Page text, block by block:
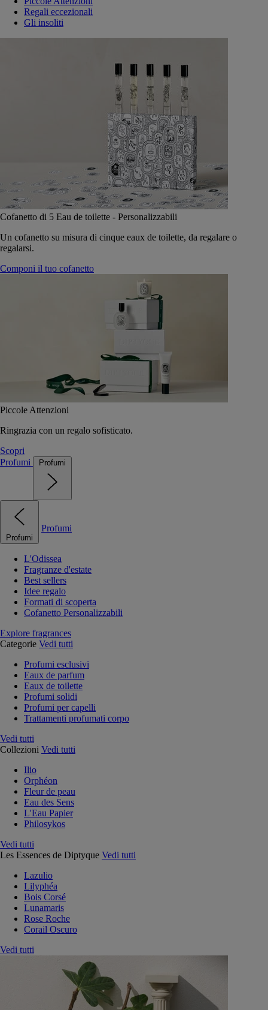
Regali eccezionali
Gli insoliti
Cofanetto di 5 Eau de toilette - Personalizzabili
Un cofanetto su misura di cinque eaux de toilette, da regalare o
regalarsi.
Componi il tuo cofanetto
Piccole Attenzioni
Ringrazia con un regalo sofisticato.
Scopri
Profumi
Profumi
Profumi
Profumi
L'Odissea
Fragranze d'estate
Best sellers
Idee regalo
Formati di scoperta
Cofanetto Personalizzabili
Explore fragrances
Categorie Vedi tutti
Profumi esclusivi
Eaux de parfum
Eaux de toilette
Profumi solidi
Profumi per capelli
Trattamenti profumati corpo
Vedi tutti
Collezioni Vedi tutti
Ilio
Orphéon
Fleur de peau
Eau des Sens
L'Eau Papier
Philosykos
Vedi tutti
Les Essences de Diptyque Vedi tutti
Lazulio
Lilyphéa
Bois Corsé
Lunamaris
Rose Roche
Corail Oscuro
Vedi tutti